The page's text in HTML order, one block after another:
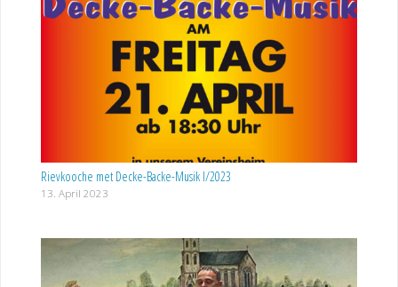
Rievkooche met Decke-Backe-Musik I/2023
13. April 2023